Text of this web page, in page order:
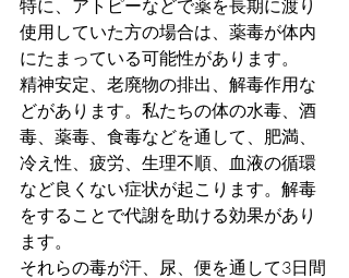
特に、アトピーなどで薬を長期に渡り
使用していた方の場合は、薬毒が体内
にたまっている可能性があります。
精神安定、老廃物の排出、解毒作用な
どがあります。私たちの体の水毒、酒
毒、薬毒、食毒などを通して、肥満、
冷え性、疲労、生理不順、血液の循環
など良くない症状が起こります。解毒
をすることで代謝を助ける効果があり
ます。
それらの毒が汗、尿、便を通して3日間